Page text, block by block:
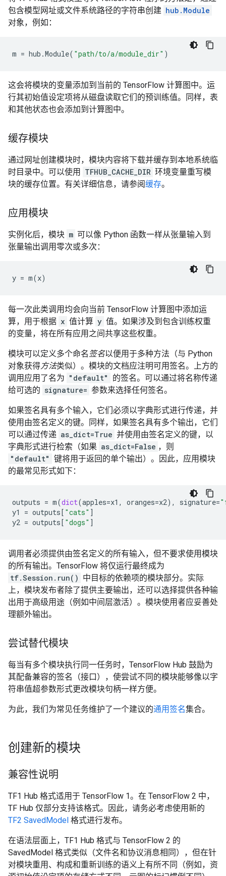
包含模型网址或文件系统路径的字符串创建 hub.Module
对象，例如：
m = hub .Module( "path/to/a/module_dir" )
这会将模块的变量添加到当前的 TensorFlow 计算图中。运
行其初始值设定项将从磁盘读取它们的预训练值。同样，表
和其他状态也会添加到计算图中。
缓存模块
通过网址创建模块时，模块内容将下载并缓存到本地系统临
时目录中。可以使用
TFHUB_CACHE_DIR 环境变量重写模
块的缓存位置。有关详细信息，请参阅缓存。
应用模块
实例化后，模块 m 可以像 Python 函数一样从张量输入到
张量输出调用零次或多次：
y = m(x)
每一次此类调用均会向当前 TensorFlow 计算图中添加运
算，用于根据 x 值计算 y 值。如果涉及到包含训练权重
的变量，将在所有应用之间共享这些权重。
模块可以定义多个命名签名以便用于多种方法（与 Python
对象获得方法类似）。模块的文档应注明可用签名。上方的
调用应用了名为 "default"
的签名。可以通过将名称传递
给可选的 signature= 参数来选择任何签名。
如果签名具有多个输入，它们必须以字典形式进行传递，并
使用由签名定义的键。同样，如果签名具有多个输出，它们
可以通过传递 as_dict=True 并使用由签名定义的键，以
字典形式进行检索（如果 as_dict=False ，则
"default" 键将用于返回的单个输出）。因此，应用模块
的最常见形式如下：
outputs = m(dict(apples=x1 , oranges=x2), signature=
y1
= outputs[ "cats" ]
y2 = outputs[ "dogs" ]
调用者必须提供由签名定义的所有输入，但不要求使用模块
的所有输出。TensorFlow 将仅运行最终成为
tf.Session.run() 中目标的依赖项的模块部分。实际
上，模块发布者除了提供主要输出，还可以选择提供各种输
出用于高级用途（例如中间层激活）。模块使用者应妥善处
理额外输出。
尝试替代模块
每当有多个模块执行同一任务时，TensorFlow Hub 鼓励为
其配备兼容的签名（接口），使尝试不同的模块能够像以字
符串值超参数形式更改模块句柄一样方便。
为此，我们为常见任务维护了一个建议的通用签名集合。
创建新的模块
兼容性说明
TF1 Hub 格式适用于 TensorFlow 1。在 TensorFlow 2 中，
TF Hub 仅部分支持该格式。因此，请务必考虑使用新的
TF2 SavedModel 格式进行发布。
在语法层面上，TF1 Hub 格式与 TensorFlow 2 的
SavedModel 格式类似（文件名和协议消息相同），但在针
对模块重用、构成和重新训练的语义上有所不同（例如，资